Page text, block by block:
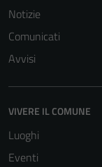
Notizie
Comunicati
Avvisi
VIVERE IL COMUNE
Luoghi
Eventi